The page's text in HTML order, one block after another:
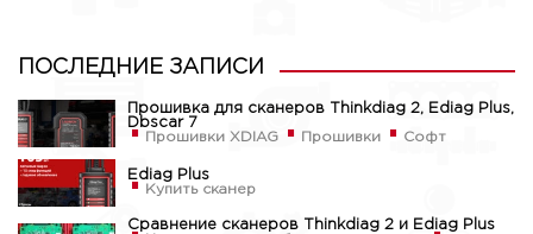
ПОСЛЕДНИЕ ЗАПИСИ
Прошивка для сканеров Thinkdiag 2, Ediag Plus,
Dbscar 7
Прошивки XDIAG
Прошивки Софт
Ediag Plus
Купить сканер
Сравнение сканеров Thinkdiag 2 и Ediag Plus